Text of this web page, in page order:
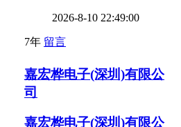
2026-8-10 22:49:00
7年 留言
嘉宏桦电子(深圳)有限公
司
嘉宏桦电子(深圳)有限公